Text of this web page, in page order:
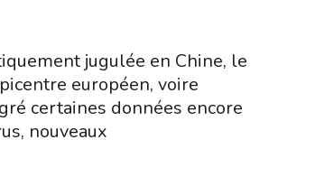
jugulée en Chine, le
européen, voire
certaines données encore
nouveaux